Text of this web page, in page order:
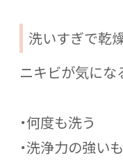
洗いすぎで乾
ニキビが気にな
・何度も洗う
・洗浄力の強い